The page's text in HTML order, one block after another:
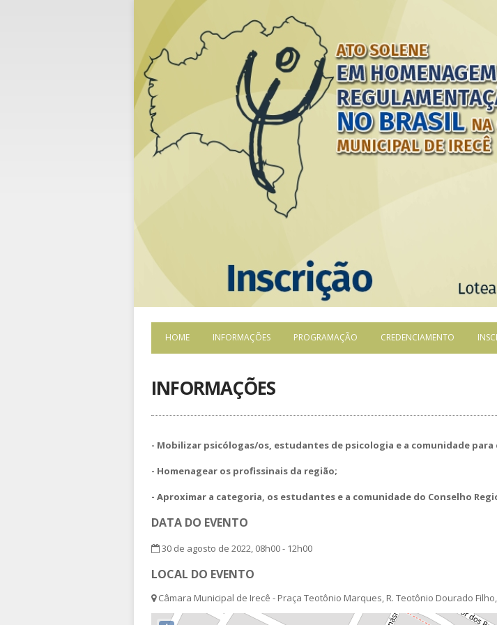
HOME INFORMAÇÕES PROGRAMAÇÃO CREDENCIAMENTO
INFORMAÇÕES
- Mobilizar psicólogas/os, estudantes de psicologia e a comunidade para
- Homenagear os profissinais da região;
- Aproximar a categoria, os estudantes e a comunidade do Conselho
DATA DO EVENTO
30 de agosto de 2022, 08h00 - 12h00
LOCAL DO EVENTO
Câmara Municipal de Irecê - Praça Teotônio Marques, R. Teotônio Dourado